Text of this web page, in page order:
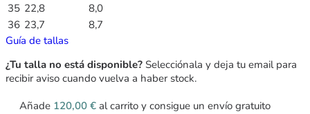
35 22,8
8,0
36 23,7
8,7
Guía de tallas
¿Tu talla no está disponible? Selecciónala y deja tu email para
recibir aviso cuando vuelva a haber stock.
Añade 120,00 € al carrito y consigue un envío gratuito